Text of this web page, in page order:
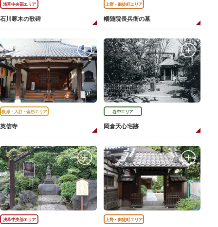
浅草中央部エリア
石川啄木の歌碑
上野・御徒町エリア
幡随院長兵衛の墓
根岸・入谷・金杉エリア
英信寺
谷中エリア
岡倉天心宅跡
浅草中央部エリア 上野・御徒町エリア